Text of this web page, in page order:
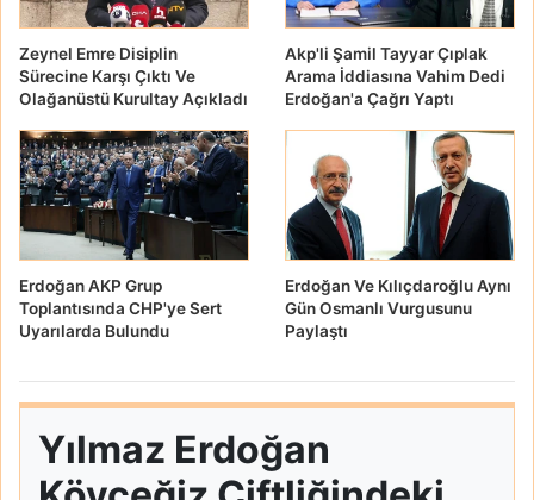
Zeynel Emre Disiplin
Sürecine Karşı Çıktı Ve
Olağanüstü Kurultay Açıkladı
Akp'li Şamil Tayyar Çıplak
Arama İddiasına Vahim Dedi
Erdoğan'a Çağrı Yaptı
Erdoğan AKP Grup
Toplantısında CHP'ye Sert
Uyarılarda Bulundu
Erdoğan Ve Kılıçdaroğlu Aynı
Gün Osmanlı Vurgusunu
Paylaştı
Yılmaz Erdoğan